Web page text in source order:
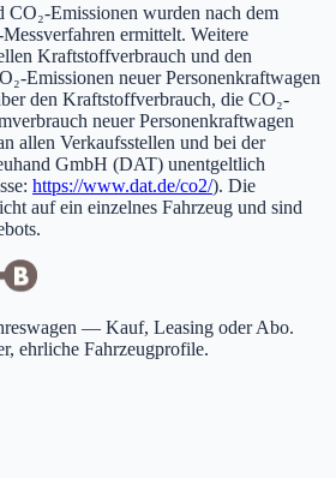
Emissionen wurden nach dem
ermittelt. Weitere
Kraftstoffverbrauch und den
Emissionen neuer Personenkraftwagen
den Kraftstoffverbrauch, die CO₂-
neuer Personenkraftwagen
allen Verkaufsstellen und bei der
GmbH (DAT) unentgeltlich
https://www.dat.de/co2/). Die
auf ein einzelnes Fahrzeug und sind
— Kauf, Leasing oder Abo.
ehrliche Fahrzeugprofile.